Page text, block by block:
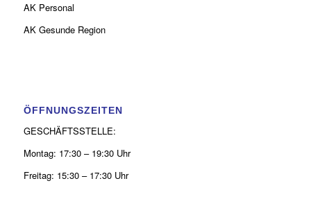
AK Personal
AK Gesunde Region
ÖFFNUNGSZEITEN
GESCHÄFTSSTELLE:
Montag: 17:30 – 19:30 Uhr
Freitag: 15:30 – 17:30 Uhr